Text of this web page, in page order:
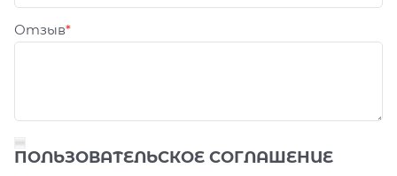
Отзыв
ПОЛЬЗОВАТЕЛЬСКОЕ СОГЛАШЕНИЕ